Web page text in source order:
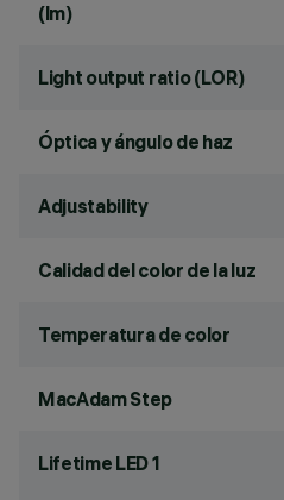
(lm)
Light output ratio (LOR)
Óptica y ángulo de haz
Adjustability
Calidad del color de la luz
Temperatura de color
MacAdam Step
Lifetime LED 1